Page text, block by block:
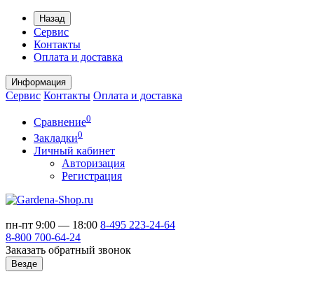
Назад
Сервис
Контакты
Оплата и доставка
Информация
Сервис Контакты Оплата и доставка
Сравнение0
Закладки0
Личный кабинет
Авторизация
Регистрация
пн-пт 9:00 — 18:00 8-495 223-24-64
8-800 700-64-24
Заказать обратный звонок
Везде